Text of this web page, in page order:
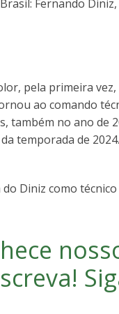
Fernando
pela primeira
ao comando
também no ano de
temporada de 2024.
Diniz como
!